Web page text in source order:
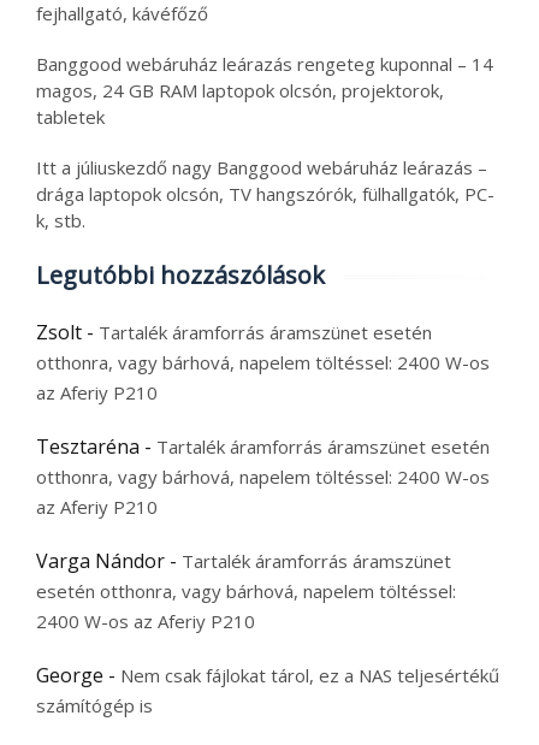
fejhallgató, kávéfőző
Banggood webáruház leárazás rengeteg kuponnal – 14
magos, 24 GB RAM laptopok olcsón, projektorok,
tabletek
Itt a júliuskezdő nagy Banggood webáruház leárazás –
drága laptopok olcsón, TV hangszórók, fülhallgatók, PC-
k, stb.
Legutóbbi hozzászólások
Zsolt - Tartalék áramforrás áramszünet esetén
otthonra, vagy bárhová, napelem töltéssel: 2400 W-os
az Aferiy P210
Tesztaréna - Tartalék áramforrás áramszünet esetén
otthonra, vagy bárhová, napelem töltéssel: 2400 W-os
az Aferiy P210
Varga Nándor - Tartalék áramforrás áramszünet
esetén otthonra, vagy bárhová, napelem töltéssel:
2400 W-os az Aferiy P210
George - Nem csak fájlokat tárol, ez a NAS teljesértékű
számítógép is